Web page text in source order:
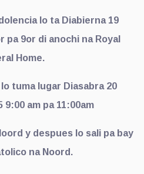
lo ta Diabierna 19
pa 9or di anochi na Royal
Home.
tuma lugar Diasabra 20
9:00 am pa 11:00am
y despues lo sali pa bay
na Noord.